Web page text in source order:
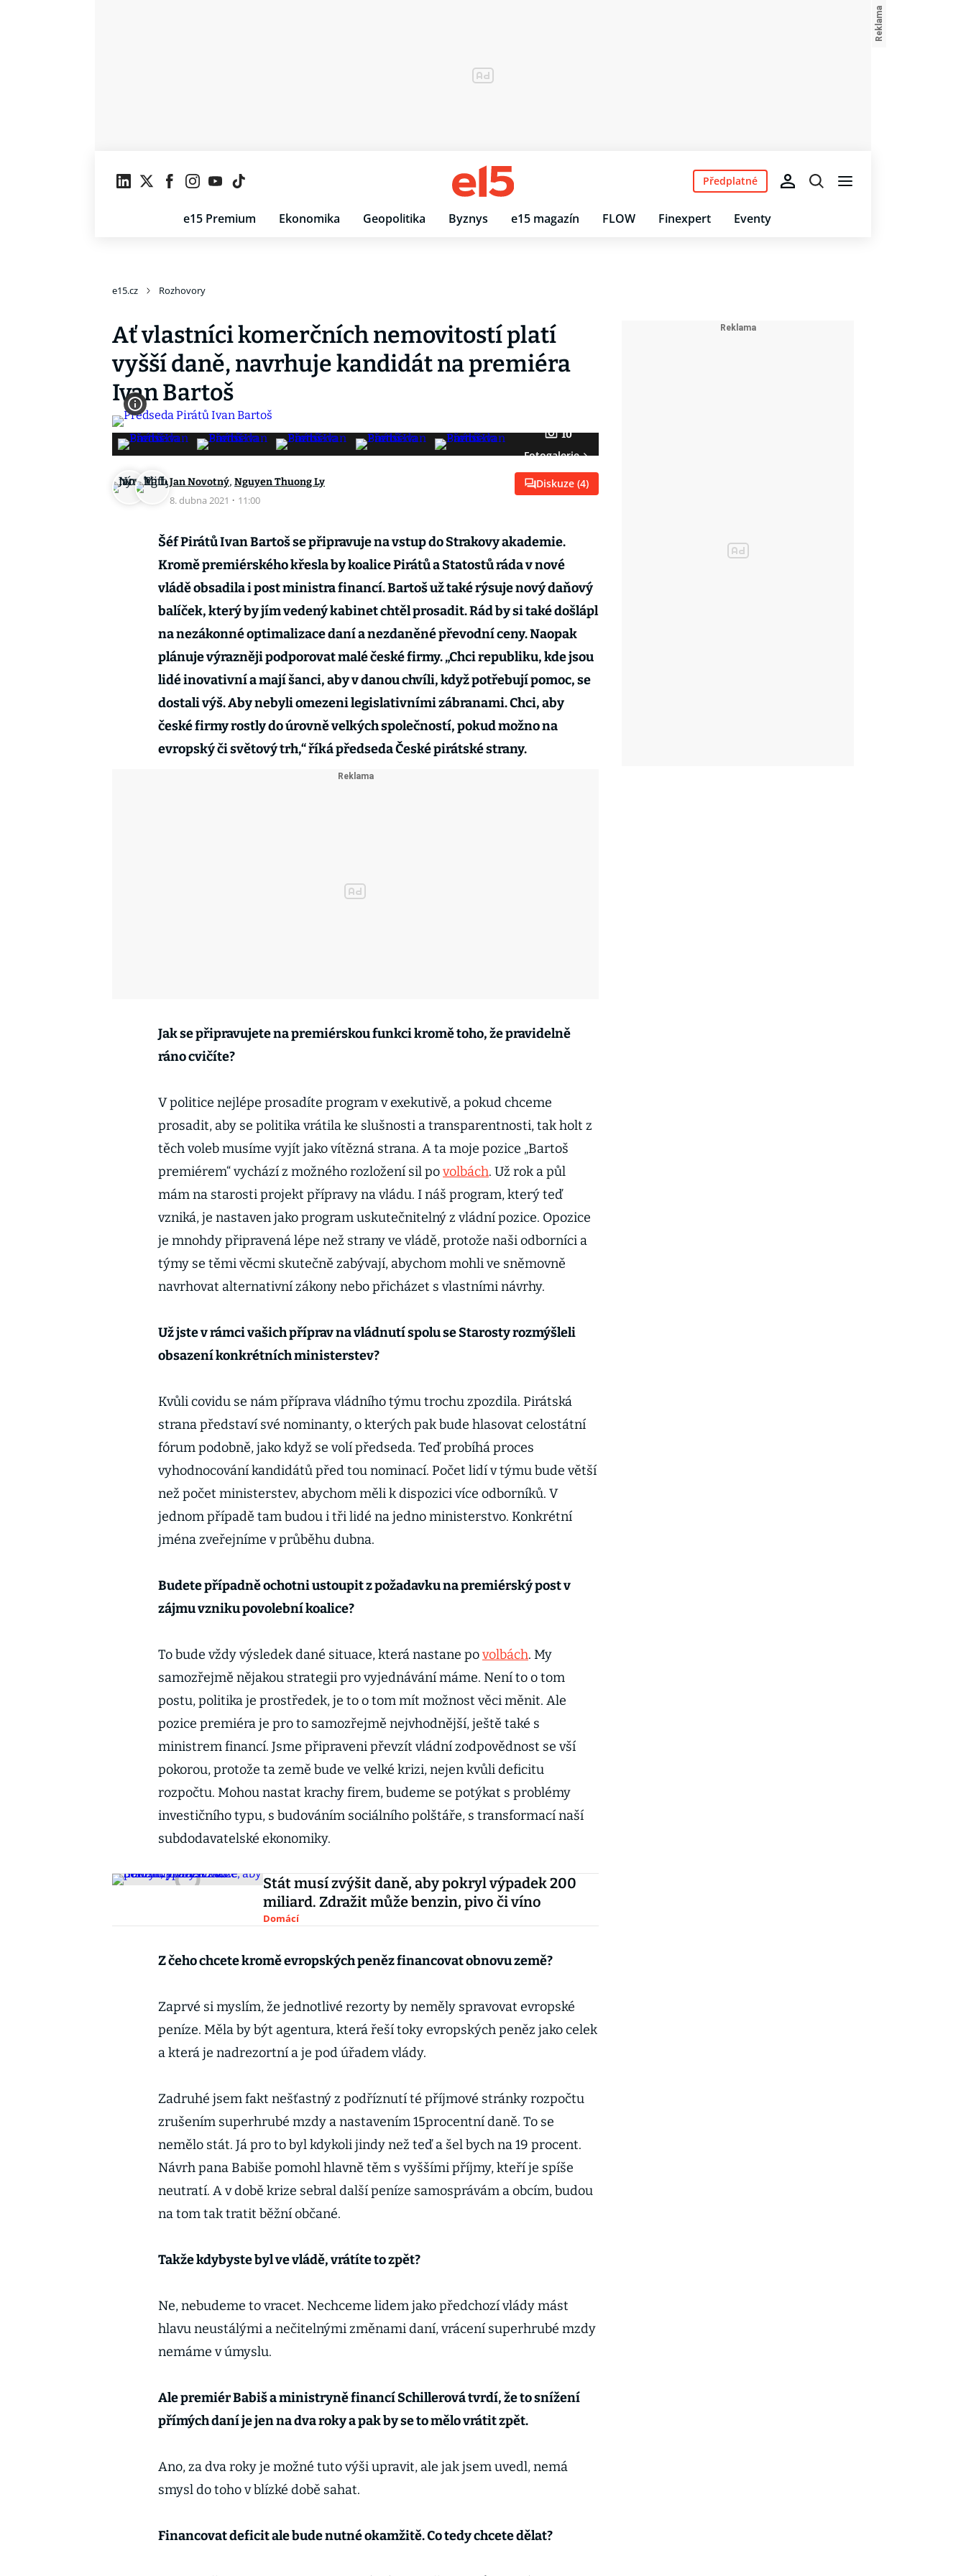
e15 Premium Ekonomika Geopolitika Byznys e15 magazín FLOW Finexpert Eventy
Předplatné
e15.cz Rozhovory
Ať vlastníci komerčních nemovitostí platí
vyšší daně, navrhuje kandidát na premiéra
Ivan Bartoš
10
Fotogalerie
Jan Novotný, Nguyen Thuong Ly
8. dubna 2021 · 11:00
Diskuze (4)
Šéf Pirátů Ivan Bartoš se připravuje na vstup do Strakovy akademie.
Kromě premiérského křesla by koalice Pirátů a Statostů ráda v nové
vládě obsadila i post ministra financí. Bartoš už také rýsuje nový daňový
balíček, který by jím vedený kabinet chtěl prosadit. Rád by si také došlápl
na nezákonné optimalizace daní a nezdaněné převodní ceny. Naopak
plánuje výrazněji podporovat malé české firmy. „Chci republiku, kde jsou
lidé inovativní a mají šanci, aby v danou chvíli, když potřebují pomoc, se
dostali výš. Aby nebyli omezeni legislativními zábranami. Chci, aby
české firmy rostly do úrovně velkých společností, pokud možno na
evropský či světový trh,“ říká předseda České pirátské strany.
Jak se připravujete na premiérskou funkci kromě toho, že pravidelně
ráno cvičíte?
V politice nejlépe prosadíte program v exekutivě, a pokud chceme
prosadit, aby se politika vrátila ke slušnosti a transparentnosti, tak holt z
těch voleb musíme vyjít jako vítězná strana. A ta moje pozice „Bartoš
premiérem“ vychází z možného rozložení sil povolbách. Už rok a půl
mám na starosti projekt přípravy na vládu. I náš program, který teď
vzniká, je nastaven jako program uskutečnitelný z vládní pozice. Opozice
je mnohdy připravená lépe než strany ve vládě, protože naši odborníci a
týmy se těmi věcmi skutečně zabývají, abychom mohli ve sněmovně
navrhovat alternativní zákony nebo přicházet s vlastními návrhy.
Už jste v rámci vašich příprav na vládnutí spolu se Starosty rozmýšleli
obsazení konkrétních ministerstev?
Kvůli covidu se nám příprava vládního týmu trochu zpozdila. Pirátská
strana představí své nominanty, o kterých pak bude hlasovat celostátní
fórum podobně, jako když se volí předseda. Teď probíhá proces
vyhodnocování kandidátů před tou nominací. Počet lidí v týmu bude větší
než počet ministerstev, abychom měli k dispozici více odborníků. V
jednom případě tam budou i tři lidé na jedno ministerstvo. Konkrétní
jména zveřejníme v průběhu dubna.
Budete případně ochotni ustoupit z požadavku na premiérský post v
zájmu vzniku povolební koalice?
To bude vždy výsledek dané situace, která nastane povolbách. My
samozřejmě nějakou strategii pro vyjednávání máme. Není to o tom
postu, politika je prostředek, je to o tom mít možnost věci měnit. Ale
pozice premiéra je pro to samozřejmě nejvhodnější, ještě také s
ministrem financí. Jsme připraveni převzít vládní zodpovědnost se vší
pokorou, protože ta země bude ve velké krizi, nejen kvůli deficitu
rozpočtu. Mohou nastat krachy firem, budeme se potýkat s problémy
investičního typu, s budováním sociálního polštáře, s transformací naší
subdodavatelské ekonomiky.
Stát musí zvýšit daně, aby pokryl výpadek 200
miliard. Zdražit může benzin, pivo či víno
Domácí
Z čeho chcete kromě evropských peněz financovat obnovu země?
Zaprvé si myslím, že jednotlivé rezorty by neměly spravovat evropské
peníze. Měla by být agentura, která řeší toky evropských peněz jako celek
a která je nadrezortní a je pod úřadem vlády.
Zadruhé jsem fakt nešťastný z podříznutí té příjmové stránky rozpočtu
zrušením superhrubé mzdy a nastavením 15procentní daně. To se
nemělo stát. Já pro to byl kdykoli jindy než teď a šel bych na 19 procent.
Návrh pana Babiše pomohl hlavně těm s vyššími příjmy, kteří je spíše
neutratí. A v době krize sebral další peníze samosprávám a obcím, budou
na tom tak tratit běžní občané.
Takže kdybyste byl ve vládě, vrátíte to zpět?
Ne, nebudeme to vracet. Nechceme lidem jako předchozí vlády mást
hlavu neustálými a nečitelnými změnami daní, vrácení superhrubé mzdy
nemáme v úmyslu.
Ale premiér Babiš a ministryně financí Schillerová tvrdí, že to snížení
přímých daní je jen na dva roky a pak by se to mělo vrátit zpět.
Ano, za dva roky je možné tuto výši upravit, ale jak jsem uvedl, nemá
smysl do toho v blízké době sahat.
Financovat deficit ale bude nutné okamžitě. Co tedy chcete dělat?